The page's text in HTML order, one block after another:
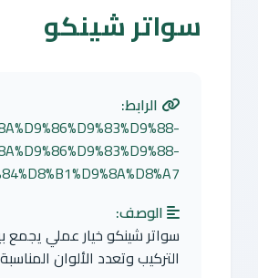
سواتر شينكو
الرابط:
الوصف:
سواتر شينكو خيار عملي يجمع
التركيب وتعدد الألوان